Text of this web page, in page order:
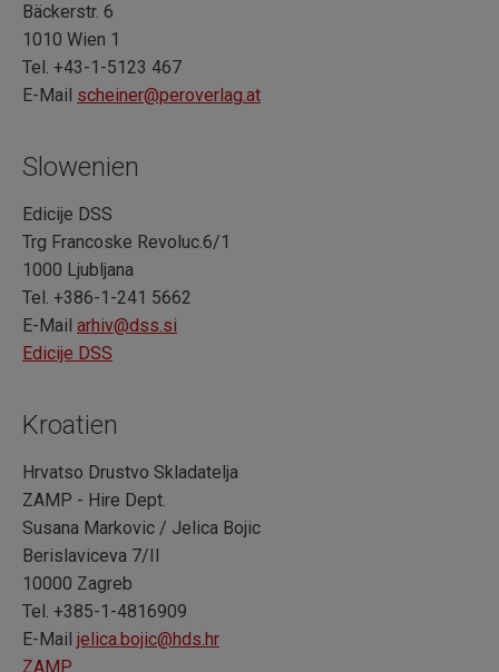
Bäckerstr. 6
1010 Wien 1
Tel. +43-1-5123 467
E-Mail scheiner@peroverlag.at
Slowenien
Edicije DSS
Trg Francoske Revoluc.6/1
1000 Ljubljana
Tel. +386-1-241 5662
E-Mail arhiv@dss.si
Edicije DSS
Kroatien
Hrvatso Drustvo Skladatelja
ZAMP - Hire Dept.
Susana Markovic / Jelica Bojic
Berislaviceva 7/II
10000 Zagreb
Tel. +385-1-4816909
E-Mail jelica.bojic@hds.hr
ZAMP